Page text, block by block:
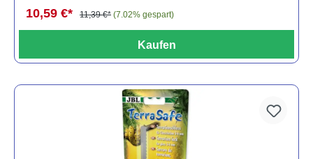
10,59 €* 11,39 €* (7.02% gespart)
Kaufen